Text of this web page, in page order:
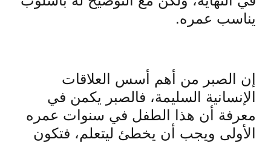
يناسب عمره.
إن الصبر من أهم أسس العلاقات
الإنسانية السليمة، فالصبر يكمن في
معرفة أن هذا الطفل في سنوات عمره
الأولى ويجب أن يخطئ ليتعلم، فتكون